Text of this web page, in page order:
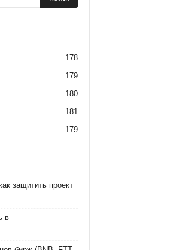
178
179
180
181
179
защитить проект
в